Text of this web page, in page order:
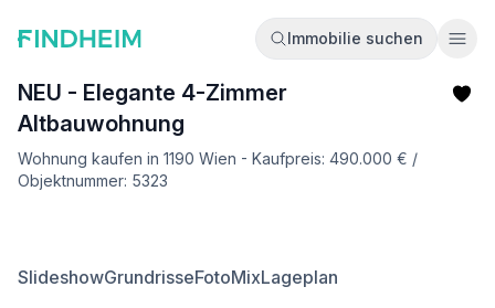
Immobilie suchen
NEU - Elegante 4-Zimmer
Altbauwohnung
Wohnung kaufen in 1190 Wien - Kaufpreis: 490.000 € /
Objektnummer: 5323
SlideshowGrundrisseFotoMixLageplan